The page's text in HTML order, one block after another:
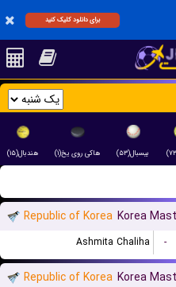
برای دانلود کلیک کنید
بیسبال(۵۳) هاکی روی یخ(۱) هندبال(۱۵)
Republic of Korea Korea
Ashmita Chaliha -
Republic of Korea Korea